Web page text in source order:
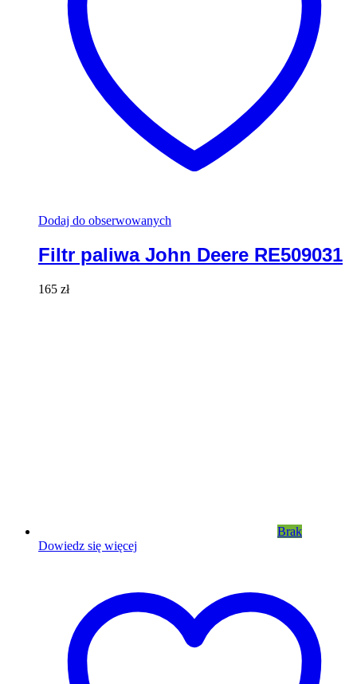
Dodaj do obserwowanych
Filtr paliwa John Deere RE509031
165 zł
Brak
Dowiedz się więcej